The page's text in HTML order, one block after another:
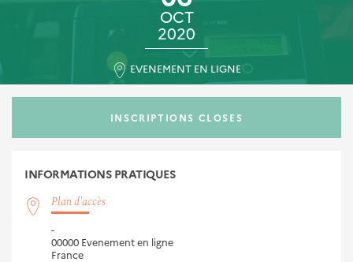
OCT
2020
EVENEMENT EN LIGNE
INSCRIPTIONS CLOSES
INFORMATIONS PRATIQUES
Plan d'accès
-
00000 Evenement en ligne
France